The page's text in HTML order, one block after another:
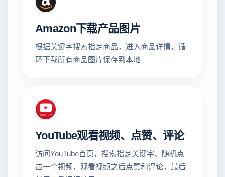
Amazon下载产品图片
根据关键字搜索指定商品，进入商品详情，循
环下载所有商品图片保存到本地
YouTube观看视频、点赞、评论
访问YouTube首页，搜索指定关键字、随机点
击一个视频，观看视频之后点赞和评论，最后